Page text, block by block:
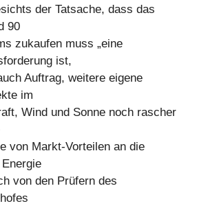
der Tatsache, dass das
90
zukaufen muss „eine
ist,
Auftrag, weitere eigene
im
Wind und Sonne noch rascher
von Markt-Vorteilen an die
von den Prüfern des